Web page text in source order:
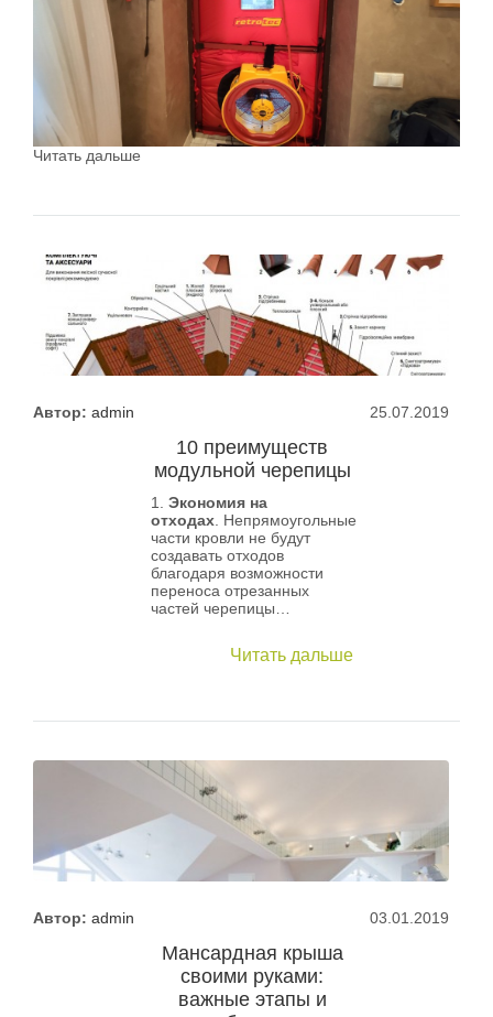
Читать дальше
25.07.2019
Автор: admin
10 преимуществ
модульной черепицы
Экономия на
отходах. Непрямоугольные
части кровли не будут
создавать отходов
благодаря возможности
переноса отрезанных
частей черепицы…
Читать дальше
03.01.2019
Автор: admin
Мансардная крыша
своими руками:
важные этапы и